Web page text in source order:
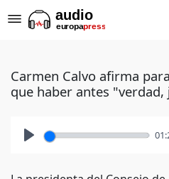
Carmen Calvo afirma
que haber antes